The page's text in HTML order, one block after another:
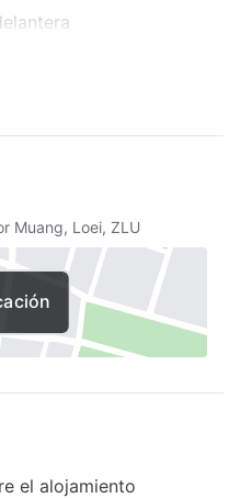
sillas de ruedas
fumar
Muang, Loei, ZLU
el alojamiento